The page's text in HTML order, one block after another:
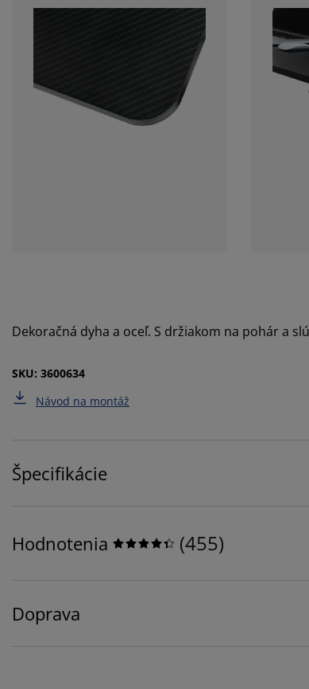
Dekoračná dyha a oceľ. S držiakom na pohár a
SKU: 3600634
Návod na montáž
Špecifikácie
Hodnotenia (455)
Doprava